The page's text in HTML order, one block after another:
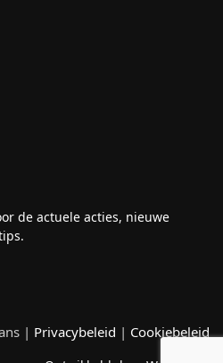
de actuele acties, nieuwe
| Privacybeleid | Cookiebeleid